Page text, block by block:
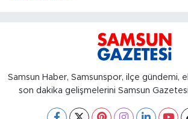
Samsun Haber, Samsunspor, ilçe gündemi,
son dakika gelişmelerini Samsun